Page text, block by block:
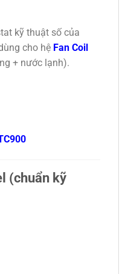
kỹ thuật số của
cho hệ Fan Coil
+ nước lạnh).
(chuẩn kỹ